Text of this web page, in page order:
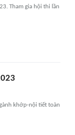
Tham gia hội thi lần
khớp-nội tiết toàn